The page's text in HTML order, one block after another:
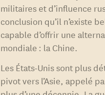
militaires et d’influence
conclusion qu’il n’existe
capable d’offrir une
mondiale : la Chine.
Les États-Unis sont plus
pivot vers l’Asie, appelé